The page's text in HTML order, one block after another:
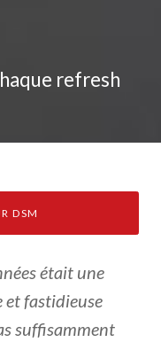
refresh
DSM
était une
et fastidieuse
suffisamment